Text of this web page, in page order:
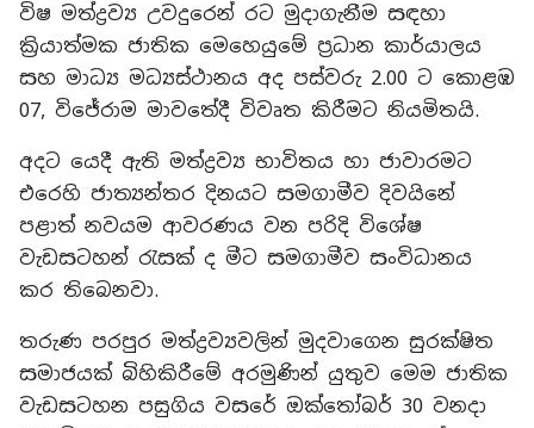
විෂ මත්ද්‍රව්‍ය උවදුරෙන් රට මුදාගැනීම සඳහා
ක්‍රියාත්මක ජාතික මෙහෙයුමේ ප්‍රධාන කාර්යාලය
සහ මාධ්‍ය මධ්‍යස්ථානය අද පස්වරු 2.00 ට කොළඹ
07, විජේරාම මාවතේදී විවෘත කිරීමට නියමිතයි.
අදට යෙදී ඇති මත්ද්‍රව්‍ය භාවිතය හා ජාවාරමට
එරෙහි ජාත්‍යන්තර දිනයට සමගාමීව දිවයිනේ
පළාත් නවයම ආවරණය වන පරිදි විශේෂ
වැඩසටහන් රැසක් ද මීට සමගාමීව සංවිධානය
කර තිබෙනවා.
තරුණ පරපුර මත්ද්‍රව්‍යවලින් මුදවාගෙන සුරක්ෂිත
සමාජයක් බිහිකිරීමේ අරමුණින් යුතුව මෙම ජාතික
වැඩසටහන පසුගිය වසරේ ඔක්තෝබර් 30 වනදා